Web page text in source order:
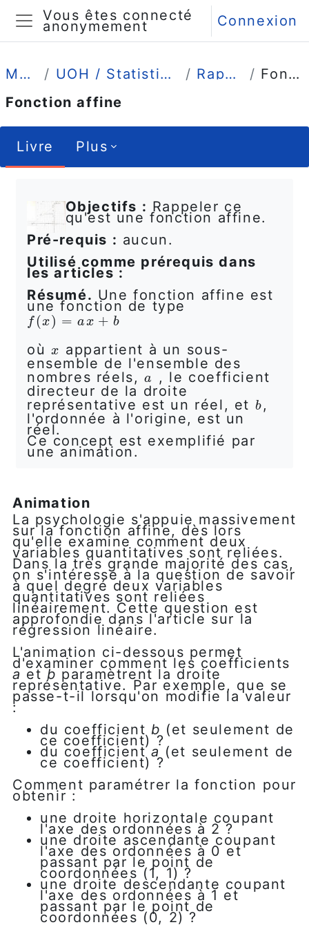
Passer au contenu principal
Panneau latéral
Vous êtes connecté
anonymement Connexion
Mes cours UOH / Statistique et Psychométrie en L1 Rappels de math
Fonction affine
Fonction affine
Livre Plus
Objectifs : Rappeler ce
qu'est une fonction affine.
Pré-requis : aucun.
Utilisé comme prérequis dans
les articles :
Résumé. Une fonction affine est
une fonction de type
f (x) = ax + b
f(x)=a x+b
où
x
x appartient à un sous-
ensemble de l'ensemble des
nombres réels,a
a , le coefficient
directeur de la droite
représentative est un réel, et b
b,
l'ordonnée à l'origine, est un
réel.
Ce concept est exemplifié par
une animation.
Animation
La psychologie s'appuie massivement
sur la fonction affine, dès lors
qu'elle examine comment deux
variables quantitatives sont reliées.
Dans la très grande majorité des cas,
on s'intéresse à la question de savoir
à quel degré deux variables
quantitatives sont reliées
linéairement. Cette question est
approfondie dans l'article sur la
régression linéaire.
L'animation ci-dessous permet
d'examiner comment les coefficients
a etb paramètrent la droite
représentative. Par exemple, que se
passe-t-il lorsqu'on modifie la valeur
:
du coefficient b (et seulement de
ce coefficient) ?
du coefficient a (et seulement de
ce coefficient) ?
Comment paramétrer la fonction pour
obtenir :
une droite horizontale coupant
l'axe des ordonnées à 2 ?
une droite ascendante coupant
l'axe des ordonnées à 0 et
passant par le point de
coordonnées (1, 1) ?
une droite descendante coupant
l'axe des ordonnées à 1 et
passant par le point de
coordonnées (0, 2) ?